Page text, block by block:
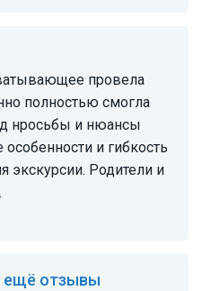
полностью смогла
нросьбы и нюансы
и гибкость
экскурсии. Родители и
ещё отзывы